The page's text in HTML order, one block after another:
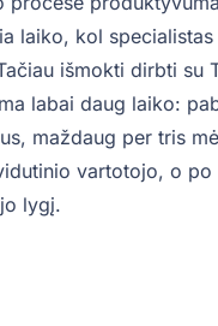
laiko, kol
išmokti dirbti su
labai daug laiko:
maždaug per tris
vartotojo, o po
lygį.